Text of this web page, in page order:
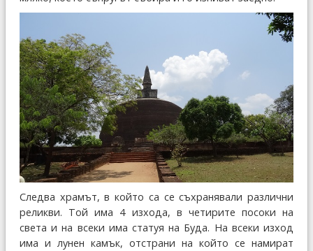
Следва храмът, в който са се съхранявали различни
реликви. Той има 4 изхода, в четирите посоки на
света и на всеки има статуя на Буда. На всеки изход
има и лунен камък, отстрани на който се намират